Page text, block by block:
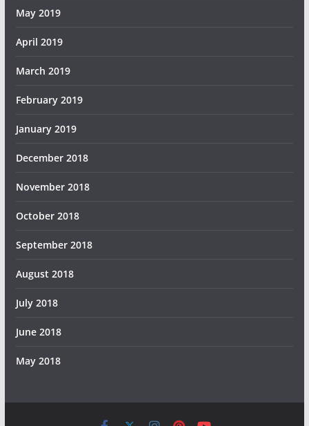
May 2019
April 2019
March 2019
February 2019
January 2019
December 2018
November 2018
October 2018
September 2018
August 2018
July 2018
June 2018
May 2018